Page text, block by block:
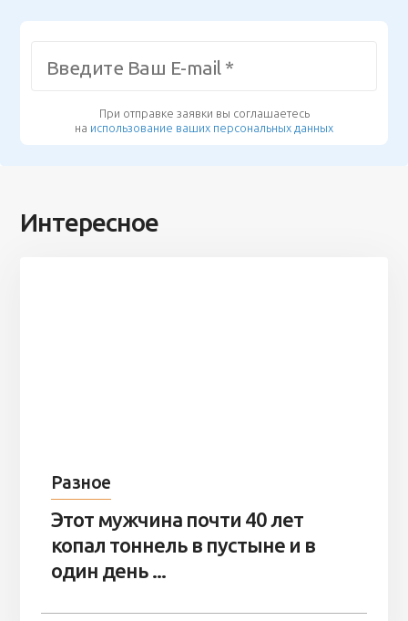
При отправке заявки вы соглашаетесь
на использование ваших персональных данных
Интересное
Разное
Этот мужчина почти 40 лет
копал тоннель в пустыне и в
один день ...